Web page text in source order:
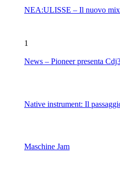
NEA:ULISSE – Il nuovo
1
News – Pioneer presenta
Native instrument: Il
Maschine Jam